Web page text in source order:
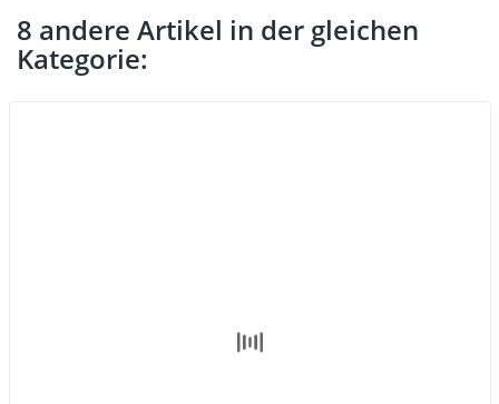
8 andere Artikel in der gleichen
Kategorie: